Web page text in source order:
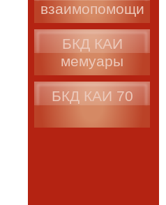
взаимопомощи
БКД КАИ
мемуары
БКД КАИ 70